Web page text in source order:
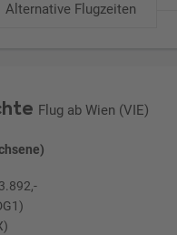
Alternative Flugzeiten
Flug ab Wien (VIE)